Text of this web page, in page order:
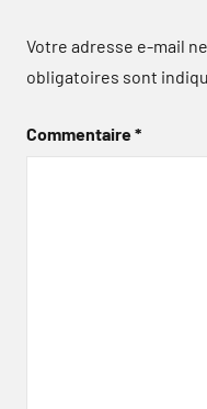
Votre adresse e-mail
obligatoires sont
Commentaire*